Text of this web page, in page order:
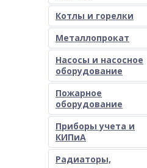
Котлы и горелки
Металлопрокат
Насосы и насосное
оборудование
Пожарное
оборудование
Приборы учета и
КИПиА
Радиаторы,